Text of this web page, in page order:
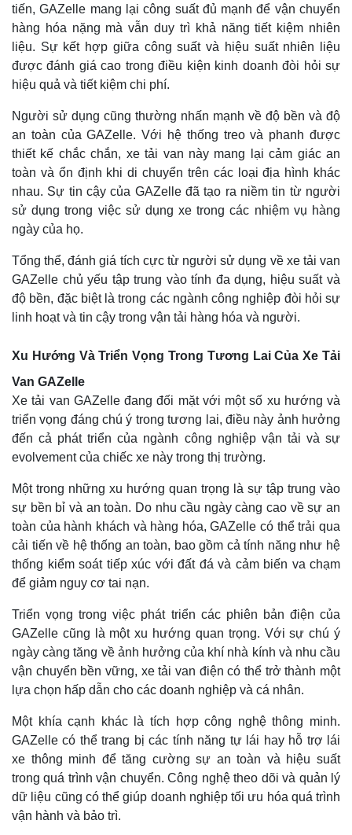
tiến, GAZelle mang lại công suất đủ mạnh để vận chuyển
hàng hóa nặng mà vẫn duy trì khả năng tiết kiệm nhiên
liệu. Sự kết hợp giữa công suất và hiệu suất nhiên liệu
được đánh giá cao trong điều kiện kinh doanh đòi hỏi sự
hiệu quả và tiết kiệm chi phí.
Người sử dụng cũng thường nhấn mạnh về độ bền và độ
an toàn của GAZelle. Với hệ thống treo và phanh được
thiết kế chắc chắn, xe tải van này mang lại cảm giác an
toàn và ổn định khi di chuyển trên các loại địa hình khác
nhau. Sự tin cậy của GAZelle đã tạo ra niềm tin từ người
sử dụng trong việc sử dụng xe trong các nhiệm vụ hàng
ngày của họ.
Tổng thể, đánh giá tích cực từ người sử dụng về xe tải van
GAZelle chủ yếu tập trung vào tính đa dụng, hiệu suất và
độ bền, đặc biệt là trong các ngành công nghiệp đòi hỏi sự
linh hoạt và tin cậy trong vận tải hàng hóa và người.
Xu Hướng Và Triển Vọng Trong Tương Lai Của Xe Tải
Van GAZelle
Xe tải van GAZelle đang đối mặt với một số xu hướng và
triển vọng đáng chú ý trong tương lai, điều này ảnh hưởng
đến cả phát triển của ngành công nghiệp vận tải và sự
evolvement của chiếc xe này trong thị trường.
Một trong những xu hướng quan trọng là sự tập trung vào
sự bền bỉ và an toàn. Do nhu cầu ngày càng cao về sự an
toàn của hành khách và hàng hóa, GAZelle có thể trải qua
cải tiến về hệ thống an toàn, bao gồm cả tính năng như hệ
thống kiểm soát tiếp xúc với đất đá và cảm biến va chạm
để giảm nguy cơ tai nạn.
Triển vọng trong việc phát triển các phiên bản điện của
GAZelle cũng là một xu hướng quan trọng. Với sự chú ý
ngày càng tăng về ảnh hưởng của khí nhà kính và nhu cầu
vận chuyển bền vững, xe tải van điện có thể trở thành một
lựa chọn hấp dẫn cho các doanh nghiệp và cá nhân.
Một khía cạnh khác là tích hợp công nghệ thông minh.
GAZelle có thể trang bị các tính năng tự lái hay hỗ trợ lái
xe thông minh để tăng cường sự an toàn và hiệu suất
trong quá trình vận chuyển. Công nghệ theo dõi và quản lý
dữ liệu cũng có thể giúp doanh nghiệp tối ưu hóa quá trình
vận hành và bảo trì.